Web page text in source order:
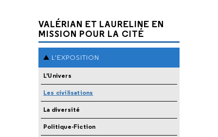
VALÉRIAN ET LAURELINE EN
MISSION POUR LA CITÉ
L'EXPOSITION
L'Univers
Les civilisations
La diversité
Politique-Fiction